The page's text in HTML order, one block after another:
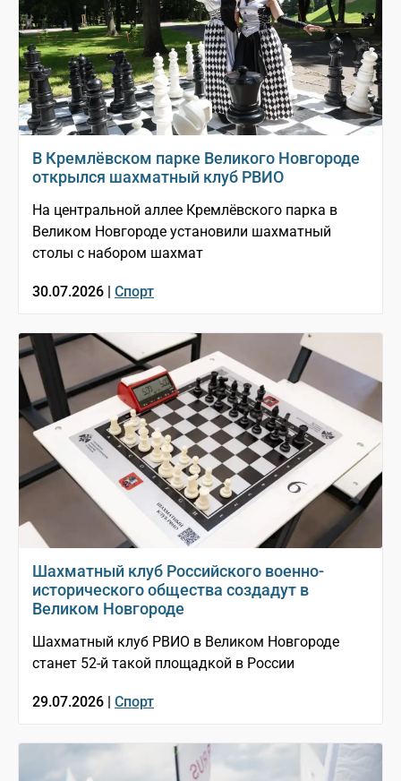
В Кремлёвском парке Великого Новгороде
открылся шахматный клуб РВИО
На центральной аллее Кремлёвского парка в
Великом Новгороде установили шахматный
столы с набором шахмат
30.07.2026 | Спорт
Шахматный клуб Российского военно-
исторического общества создадут в
Великом Новгороде
Шахматный клуб РВИО в Великом Новгороде
станет 52-й такой площадкой в России
29.07.2026 | Спорт